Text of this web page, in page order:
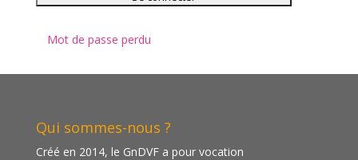
Mot de passe perdu
Qui sommes-nous ?
Créé en 2014, le GnDVF a pour vocation